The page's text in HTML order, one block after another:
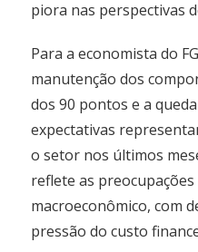
piora nas perspectivas
Para a economista do
manutenção dos
dos 90 pontos e a
expectativas
o setor nos últimos
reflete as
macroeconômico, com
pressão do custo